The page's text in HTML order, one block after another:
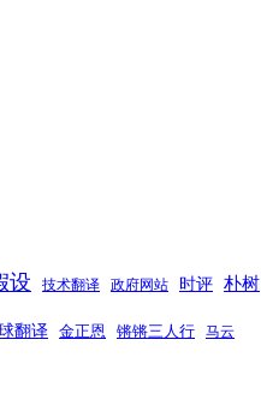
设 技术翻译 政府网站 时评 朴树
翻译 金正恩 锵锵三人行 马云